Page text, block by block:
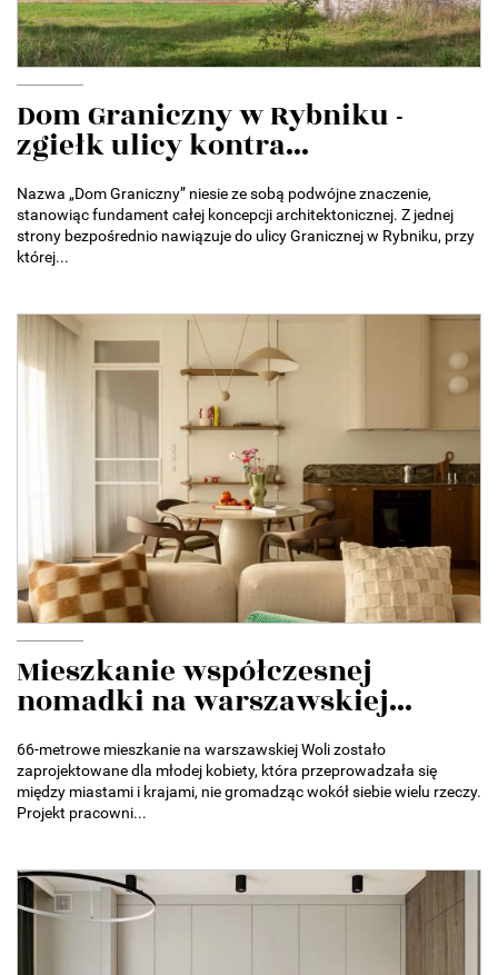
Dom Graniczny w Rybniku -
zgiełk ulicy kontra...
Nazwa „Dom Graniczny” niesie ze sobą podwójne znaczenie,
stanowiąc fundament całej koncepcji architektonicznej. Z jednej
strony bezpośrednio nawiązuje do ulicy Granicznej w Rybniku, przy
której...
Mieszkanie współczesnej
nomadki na warszawskiej...
66-metrowe mieszkanie na warszawskiej Woli zostało
zaprojektowane dla młodej kobiety, która przeprowadzała się
między miastami i krajami, nie gromadząc wokół siebie wielu rzeczy.
Projekt pracowni...